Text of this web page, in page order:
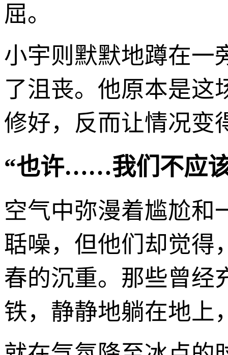
屈。
小宇则默默地蹲在一
了沮丧。他原本是这
修好，反而让情况变
“也许……我们不应
空气中弥漫着尴尬和
聒噪，但他们却觉得
春的沉重。那些曾经
铁，静静地躺在地上